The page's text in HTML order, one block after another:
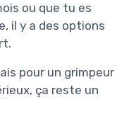
ou que tu es
il y a des options
pour un grimpeur
ça reste un